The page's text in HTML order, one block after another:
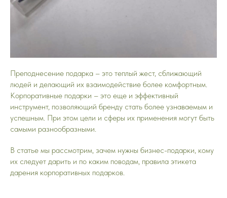
Преподнесение подарка – это теплый жест, сближающий
людей и делающий их взаимодействие более комфортным.
Корпоративные подарки – это еще и эффективный
инструмент, позволяющий бренду стать более узнаваемым и
успешным. При этом цели и сферы их применения могут быть
самыми разнообразными.
В статье мы рассмотрим, зачем нужны бизнес-подарки, кому
их следует дарить и по каким поводам, правила этикета
дарения корпоративных подарков.